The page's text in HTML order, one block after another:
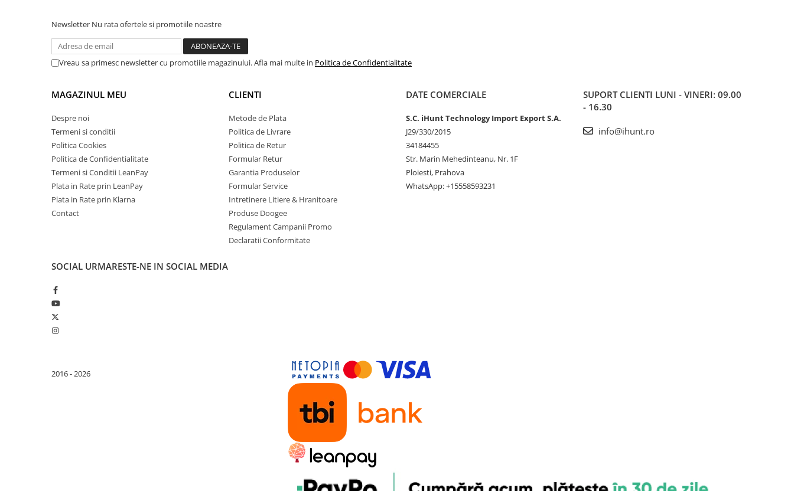
Roboți Piscină
Accesorii Consumabile
Lăzi Frigorifice
INGRIJIRE PERSONALA
Uscătoare de Păr
Plăci de Îndreptat Părul
CASA, GRADINA SI BRICOLAJ
Sigurante inteligente
Purificatoare
Power Station
Seturi de duș
Utilaje gradina
Hrănitoare Inteligente
Newsletter Nu rata ofertele si promotiile noastre
Vreau sa primesc newsletter cu promotiile magazinului. Afla mai multe in Politica de Confidentialitate
MAGAZINUL MEU
Despre noi
Termeni si conditii
Politica Cookies
Politica de Confidentialitate
Termeni si Conditii LeanPay
Plata in Rate prin LeanPay
Plata in Rate prin Klarna
Contact
CLIENTI
Metode de Plata
Politica de Livrare
Politica de Retur
Formular Retur
Garantia Produselor
Formular Service
Intretinere Litiere & Hranitoare
Produse Doogee
Regulament Campanii Promo
Declaratii Conformitate
DATE COMERCIALE
S.C. iHunt Technology Import Export S.A.
J29/330/2015
34184455
Str. Marin Mehedinteanu, Nr. 1F
Ploiesti, Prahova
WhatsApp: +15558593231
SUPORT CLIENTI LUNI - VINERI: 09.00
- 16.30
info@ihunt.ro
SOCIAL URMARESTE-NE IN SOCIAL MEDIA
2016 - 2026